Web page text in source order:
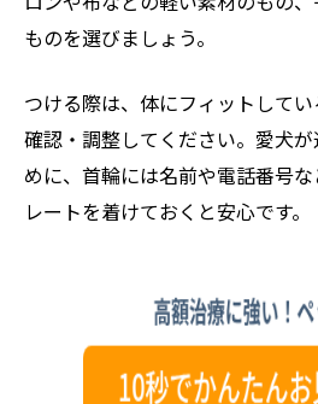
ものを選びましょう。
つける際は、体にフィットして
確認・調整してください。愛犬
めに、首輪には名前や電話番号
レートを着けておくと安心です。